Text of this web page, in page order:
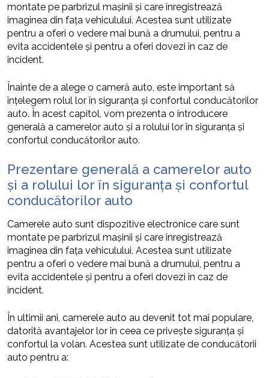
montate pe parbrizul mașinii și care înregistrează
imaginea din fața vehiculului. Acestea sunt utilizate
pentru a oferi o vedere mai bună a drumului, pentru a
evita accidentele și pentru a oferi dovezi în caz de
incident.
Înainte de a alege o cameră auto, este important să
înțelegem rolul lor în siguranța și confortul conducătorilor
auto. În acest capitol, vom prezenta o introducere
generală a camerelor auto și a rolului lor în siguranța și
confortul conducătorilor auto.
Prezentare generală a camerelor auto
și a rolului lor în siguranța și confortul
conducătorilor auto
Camerele auto sunt dispozitive electronice care sunt
montate pe parbrizul mașinii și care înregistrează
imaginea din fața vehiculului. Acestea sunt utilizate
pentru a oferi o vedere mai bună a drumului, pentru a
evita accidentele și pentru a oferi dovezi în caz de
incident.
În ultimii ani, camerele auto au devenit tot mai populare,
datorită avantajelor lor în ceea ce privește siguranța și
confortul la volan. Acestea sunt utilizate de conducătorii
auto pentru a: